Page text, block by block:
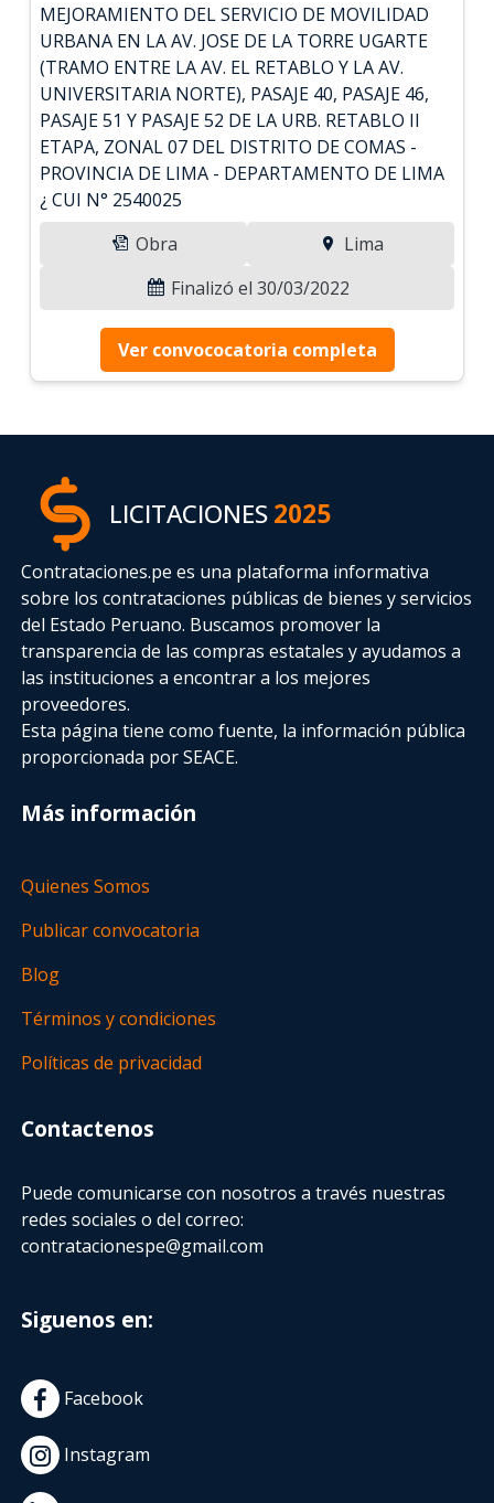
MEJORAMIENTO DEL SERVICIO DE MOVILIDAD
URBANA EN LA AV. JOSE DE LA TORRE UGARTE
(TRAMO ENTRE LA AV. EL RETABLO Y LA AV.
UNIVERSITARIA NORTE), PASAJE 40, PASAJE 46,
PASAJE 51 Y PASAJE 52 DE LA URB. RETABLO II
ETAPA, ZONAL 07 DEL DISTRITO DE COMAS -
PROVINCIA DE LIMA - DEPARTAMENTO DE LIMA
¿ CUI N° 2540025
Obra
Lima
Finalizó el 30/03/2022
Ver convococatoria completa
LICITACIONES2025
Contrataciones.pe es una plataforma informativa
sobre los contrataciones públicas de bienes y servicios
del Estado Peruano. Buscamos promover la
transparencia de las compras estatalesy ayudamos a
las instituciones a encontrar a los mejores
proveedores.
Esta página tiene como fuente, la información pública
proporcionada por SEACE.
Más información
Quienes Somos
Publicar convocatoria
Blog
Términos y condiciones
Políticas de privacidad
Contactenos
Puede comunicarse con nosotros a través nuestras
redes sociales o del correo:
contratacionespe@gmail.com
Siguenos en:
Facebook
Instagram